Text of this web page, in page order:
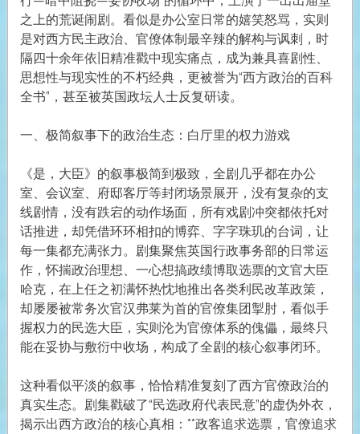
之上的荒诞闹剧。看似是办公室日常的嬉笑怒骂，实则
是对西方民主政治、官僚体制最辛辣的解构与讽刺，时
隔四十余年依旧精准戳中现实痛点，成为兼具喜剧性、
思想性与现实性的不朽经典，更被誉为“西方政治的百科
全书”，甚至被英国政坛人士反复研读。
一、极简叙事下的政治生态：白厅里的权力游戏
《是，大臣》的叙事极简到极致，全剧几乎都在办公
室、会议室、府邸客厅等封闭场景展开，没有复杂的支
线剧情，没有跌宕的动作场面，所有戏剧冲突都依托对
话推进，却凭借环环相扣的博弈、字字珠玑的台词，让
每一集都充满张力。剧集聚焦英国行政事务部的日常运
作，怀揣政治理想、一心想搞政绩博取选票的文官大臣
哈克，在上任之初满怀热忱地推出各类利民改革政策，
却屡屡被常务次官汉弗莱为首的官僚集团掣肘，看似手
握权力的民选大臣，实则沦为官僚体系的傀儡，最终只
能在妥协与敷衍中收场，构成了全剧的核心叙事闭环。
这种看似平淡的叙事，恰恰精准复刻了西方官僚政治的
真实生态。剧集戳破了“民选政府代表民意”的虚伪外衣，
揭示出西方政治的核心真相：**政客追求选票，官僚追求